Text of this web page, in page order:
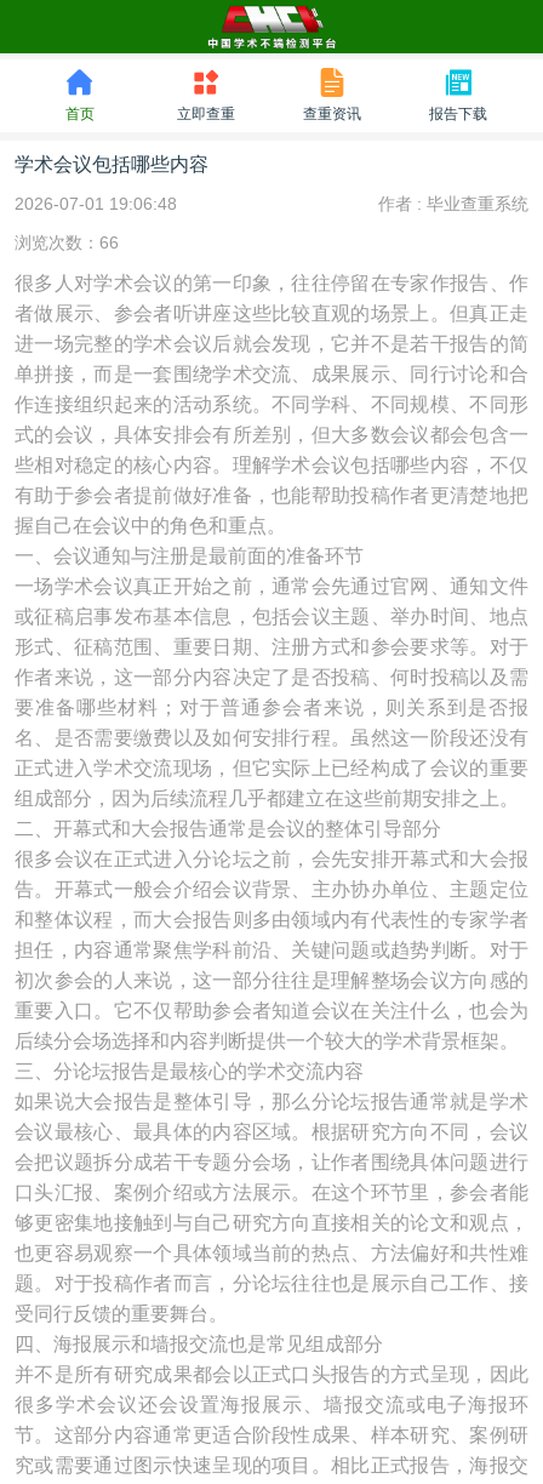
首页 立即查重 查重资讯 报告下载
学术会议包括哪些内容
2026-07-01 19:06:48 作者 : 毕业查重系统
浏览次数：66
很多人对学术会议的第一印象，往往停留在专家作报告、作
者做展示、参会者听讲座这些比较直观的场景上。但真正走
进一场完整的学术会议后就会发现，它并不是若干报告的简
单拼接，而是一套围绕学术交流、成果展示、同行讨论和合
作连接组织起来的活动系统。不同学科、不同规模、不同形
式的会议，具体安排会有所差别，但大多数会议都会包含一
些相对稳定的核心内容。理解学术会议包括哪些内容，不仅
有助于参会者提前做好准备，也能帮助投稿作者更清楚地把
握自己在会议中的角色和重点。
一、会议通知与注册是最前面的准备环节
一场学术会议真正开始之前，通常会先通过官网、通知文件
或征稿启事发布基本信息，包括会议主题、举办时间、地点
形式、征稿范围、重要日期、注册方式和参会要求等。对于
作者来说，这一部分内容决定了是否投稿、何时投稿以及需
要准备哪些材料；对于普通参会者来说，则关系到是否报
名、是否需要缴费以及如何安排行程。虽然这一阶段还没有
正式进入学术交流现场，但它实际上已经构成了会议的重要
组成部分，因为后续流程几乎都建立在这些前期安排之上。
二、开幕式和大会报告通常是会议的整体引导部分
很多会议在正式进入分论坛之前，会先安排开幕式和大会报
告。开幕式一般会介绍会议背景、主办协办单位、主题定位
和整体议程，而大会报告则多由领域内有代表性的专家学者
担任，内容通常聚焦学科前沿、关键问题或趋势判断。对于
初次参会的人来说，这一部分往往是理解整场会议方向感的
重要入口。它不仅帮助参会者知道会议在关注什么，也会为
后续分会场选择和内容判断提供一个较大的学术背景框架。
三、分论坛报告是最核心的学术交流内容
如果说大会报告是整体引导，那么分论坛报告通常就是学术
会议最核心、最具体的内容区域。根据研究方向不同，会议
会把议题拆分成若干专题分会场，让作者围绕具体问题进行
口头汇报、案例介绍或方法展示。在这个环节里，参会者能
够更密集地接触到与自己研究方向直接相关的论文和观点，
也更容易观察一个具体领域当前的热点、方法偏好和共性难
题。对于投稿作者而言，分论坛往往也是展示自己工作、接
受同行反馈的重要舞台。
四、海报展示和墙报交流也是常见组成部分
并不是所有研究成果都会以正式口头报告的方式呈现，因此
很多学术会议还会设置海报展示、墙报交流或电子海报环
节。这部分内容通常更适合阶段性成果、样本研究、案例研
究或需要通过图示快速呈现的项目。相比正式报告，海报交